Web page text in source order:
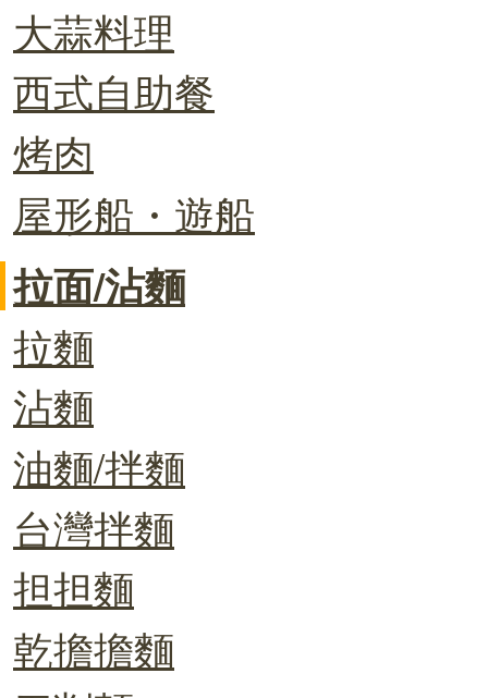
大蒜料理
西式自助餐
烤肉
屋形船・遊船
拉面/沾麵
拉麵
沾麵
油麵/拌麵
台灣拌麵
担担麵
乾擔擔麵